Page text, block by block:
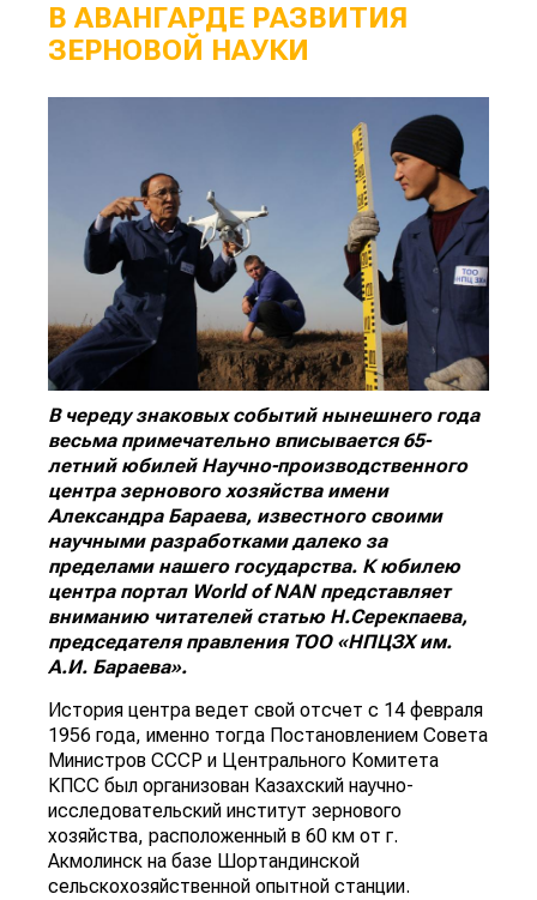
В АВАНГАРДЕ РАЗВИТИЯ
ЗЕРНОВОЙ НАУКИ
В череду знаковых событий нынешнего года
весьма примечательно вписывается 65-
летний юбилей Научно-производственного
центра зернового хозяйства имени
Александра Бараева, известного своими
научными разработками далеко за
пределами нашего государства. К юбилею
центра портал World of NANпредставляет
вниманию читателей статью Н.Серекпаева,
председателя правления ТОО «НПЦЗХ им.
А.И. Бараева».
История центра ведет свой отсчет с 14 февраля
1956 года, именно тогда Постановлением Совета
Министров СССР и Центрального Комитета
КПСС был организован Казахский научно-
исследовательский институт зернового
хозяйства, расположенный в 60 км от г.
Акмолинск на базе Шортандинской
сельскохозяйственной опытной станции.